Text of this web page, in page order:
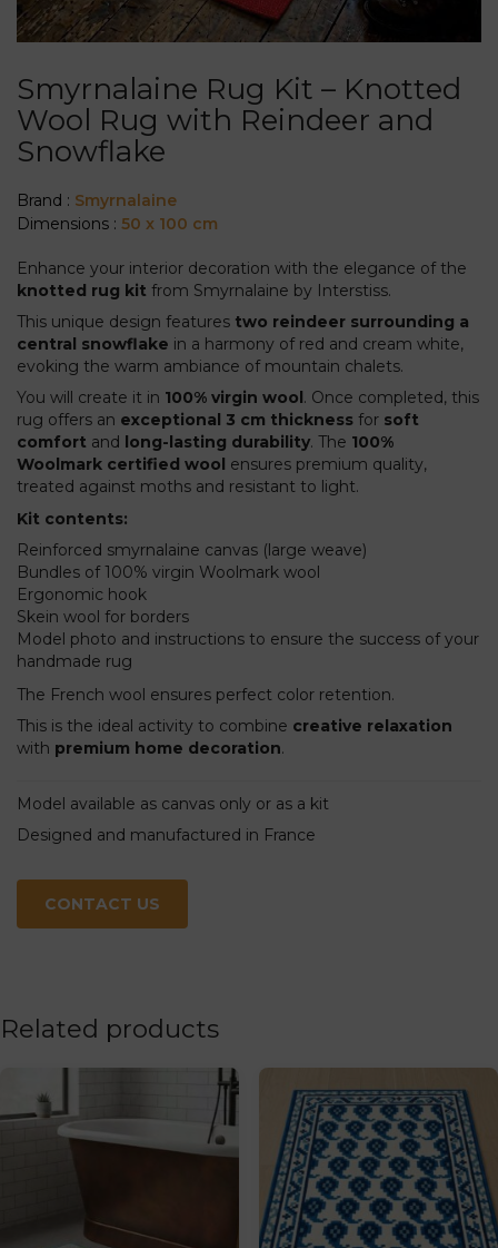
Smyrnalaine Rug Kit – Knotted
Wool Rug with Reindeer and
Snowflake
Brand : Smyrnalaine
Dimensions : 50 x 100 cm
Enhance your interior decoration with the elegance of the
knotted rug kit from Smyrnalaine by Interstiss.
This unique design features two reindeer surrounding a
central snowflake in a harmony of red and cream white,
evoking the warm ambiance of mountain chalets.
You will create it in 100% virgin wool . Once completed, this
rug offers an exceptional 3 cm thickness for soft
comfort and long-lasting durability. The 100%
Woolmark certified wool ensures premium quality,
treated against moths and resistant to light.
Kit contents:
Reinforced smyrnalaine canvas (large weave)
Bundles of 100% virgin Woolmark wool
Ergonomic hook
Skein wool for borders
Model photo and instructions to ensure the success of your
handmade rug
The French wool ensures perfect color retention.
This is the ideal activity to combine creative relaxation
with premium home decoration.
Model available as canvas only or as a kit
Designed and manufactured in France
CONTACT US
Related products